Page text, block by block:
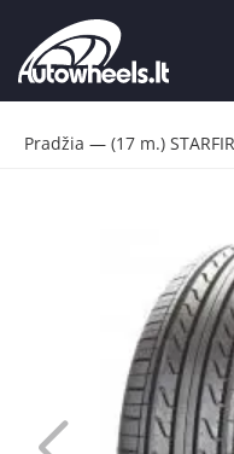
Pradžia — (17 m.)